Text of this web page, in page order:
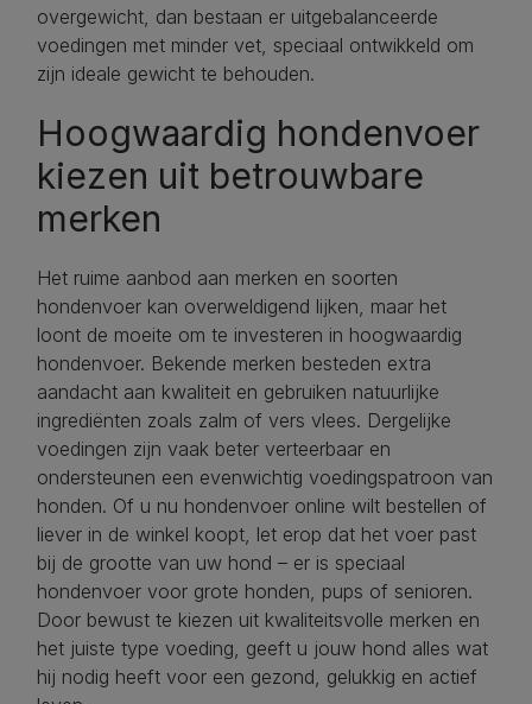
overgewicht, dan bestaan er uitgebalanceerde
voedingen met minder vet, speciaal ontwikkeld om
zijn ideale gewicht te behouden.
Hoogwaardig hondenvoer
kiezen uit betrouwbare
merken
Het ruime aanbod aan merken en soorten
hondenvoer kan overweldigend lijken, maar het
loont de moeite om te investeren in hoogwaardig
hondenvoer. Bekende merken besteden extra
aandacht aan kwaliteit en gebruiken natuurlijke
ingrediënten zoals zalm of vers vlees. Dergelijke
voedingen zijn vaak beter verteerbaar en
ondersteunen een evenwichtig voedingspatroon van
honden. Of u nu hondenvoer online wilt bestellen of
liever in de winkel koopt, let erop dat het voer past
bij de grootte van uw hond – er is speciaal
hondenvoer voor grote honden, pups of senioren.
Door bewust te kiezen uit kwaliteitsvolle merken en
het juiste type voeding, geeft u jouw hond alles wat
hij nodig heeft voor een gezond, gelukkig en actief